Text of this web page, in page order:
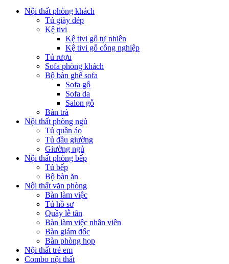
Nội thất phòng khách
Tủ giày dép
Kệ tivi
Kệ tivi gỗ tự nhiên
Kệ tivi gỗ công nghiệp
Tủ rượu
Sofa phòng khách
Bộ bàn ghế sofa
Sofa gỗ
Sofa da
Salon gỗ
Bàn trà
Nội thất phòng ngủ
Tủ quần áo
Tủ đầu giường
Giường ngủ
Nội thất phòng bếp
Tủ bếp
Bộ bàn ăn
Nội thất văn phòng
Bàn làm việc
Tủ hồ sơ
Quầy lễ tân
Bàn làm việc nhân viên
Bàn giám đốc
Bàn phòng họp
Nội thất trẻ em
Combo nội thất